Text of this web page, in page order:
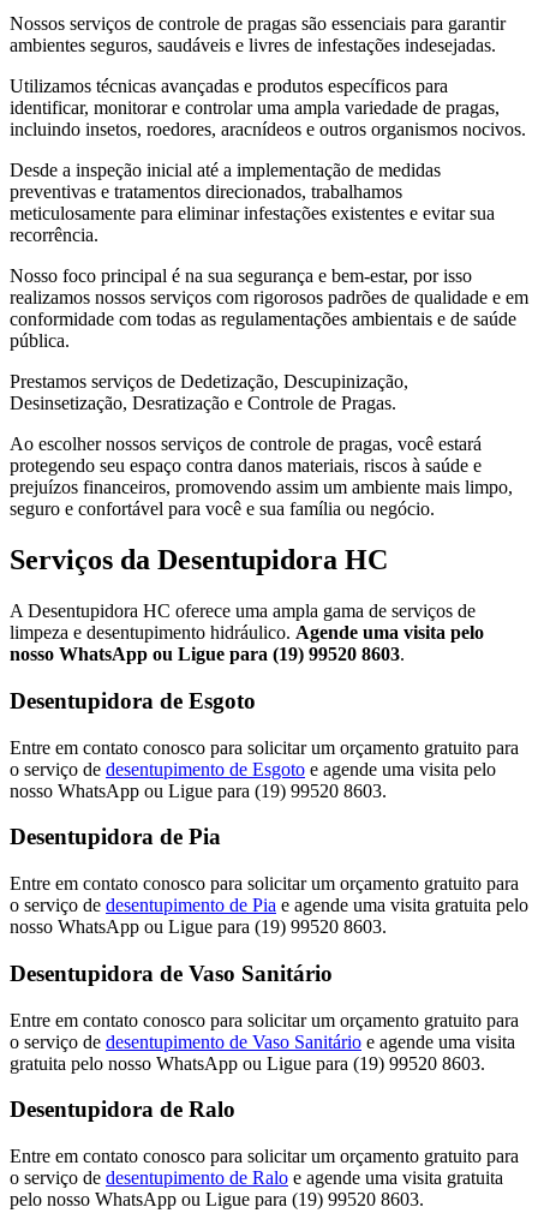
Nossos serviços de controle de pragas são essenciais para garantir
ambientes seguros, saudáveis e livres de infestações indesejadas.
Utilizamos técnicas avançadas e produtos específicos para
identificar, monitorar e controlar uma ampla variedade de pragas,
incluindo insetos, roedores, aracnídeos e outros organismos nocivos.
Desde a inspeção inicial até a implementação de medidas
preventivas e tratamentos direcionados, trabalhamos
meticulosamente para eliminar infestações existentes e evitar sua
recorrência.
Nosso foco principal é na sua segurança e bem-estar, por isso
realizamos nossos serviços com rigorosos padrões de qualidade e em
conformidade com todas as regulamentações ambientais e de saúde
pública.
Prestamos serviços de Dedetização, Descupinização,
Desinsetização, Desratização e Controle de Pragas.
Ao escolher nossos serviços de controle de pragas, você estará
protegendo seu espaço contra danos materiais, riscos à saúde e
prejuízos financeiros, promovendo assim um ambiente mais limpo,
seguro e confortável para você e sua família ou negócio.
Serviços da Desentupidora HC
A Desentupidora HC oferece uma ampla gama de serviços de
limpeza e desentupimento hidráulico. Agende uma visita pelo
nosso WhatsApp ou Ligue para (19) 99520 8603.
Desentupidora de Esgoto
Entre em contato conosco para solicitar um orçamento gratuito para
o serviço de desentupimento de Esgoto e agende uma visita pelo
nosso WhatsApp ou Ligue para (19) 99520 8603.
Desentupidora de Pia
Entre em contato conosco para solicitar um orçamento gratuito para
o serviço de desentupimento de Pia e agende uma visita gratuita pelo
nosso WhatsApp ou Ligue para (19) 99520 8603.
Desentupidora de Vaso Sanitário
Entre em contato conosco para solicitar um orçamento gratuito para
o serviço de desentupimento de Vaso Sanitário e agende uma visita
gratuita pelo nosso WhatsApp ou Ligue para (19) 99520 8603.
Desentupidora de Ralo
Entre em contato conosco para solicitar um orçamento gratuito para
o serviço de desentupimento de Ralo e agende uma visita gratuita
pelo nosso WhatsApp ou Ligue para (19) 99520 8603.